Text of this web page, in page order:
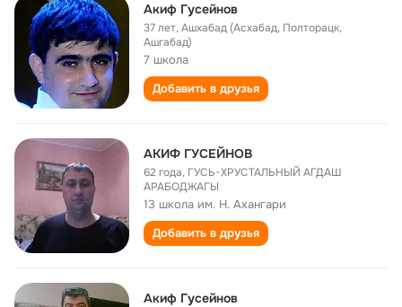
Акиф Гусейнов
37 лет,Ашхабад (Асхабад, Полторацк,
Ашгабад)
7 школа
Добавить в друзья
АКИФ ГУСЕЙНОВ
62 года, ГУСЬ-ХРУСТАЛЬНЫЙ АГДАШ
АРАБОДЖАГЫ
13 школа им. Н. Ахангари
Добавить в друзья
Акиф Гусейнов